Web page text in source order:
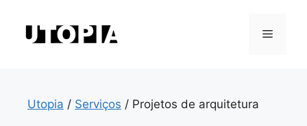
Menu
Utopia / Serviços / Projetos de arquitetura